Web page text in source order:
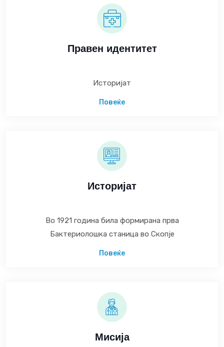
Правен идентитет
Историјат
Повеќе
Историјат
Во 1921 година била формирана прва
Бактериолошка станица во Скопје
Повеќе
Мисија